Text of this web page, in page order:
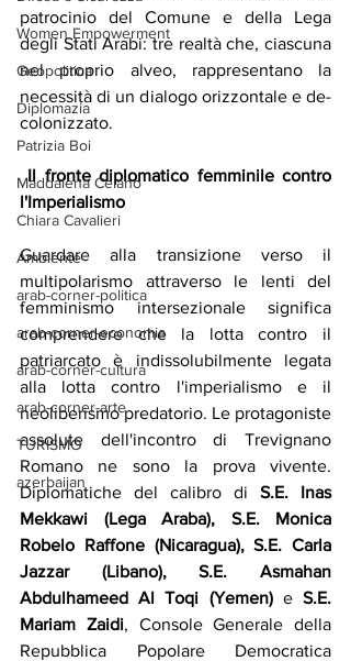
Women Empowerment
Geopolitica
Diplomazia
Patrizia Boi
Maddalena Celano
Chiara Cavalieri
Ambiente
arab-corner-politica
arab-corner-economia
arab-corner-cultura
arab-corner-arte
TURISMO
azerbaijan
patrocinio del Comune e della Lega
degli Stati Arabi: tre realtà che, ciascuna
nel proprio alveo, rappresentano la
necessità di un dialogo orizzontale e de-
colonizzato.
Il fronte diplomatico femminile contro
l'Imperialismo
Guardare alla transizione verso il
multipolarismo attraverso le lenti del
femminismo intersezionale significa
comprendere che la lotta contro il
patriarcato è indissolubilmente legata
alla lotta contro l'imperialismo e il
neoliberismo predatorio. Le protagoniste
assolute dell'incontro di Trevignano
Romano ne sono la prova vivente.
Diplomatiche del calibro di S.E. Inas
Mekkawi (Lega Araba), S.E. Monica
Robelo Raffone (Nicaragua), S.E. Carla
Jazzar (Libano), S.E. Asmahan
Abdulhameed Al Toqi (Yemen) e S.E.
Mariam Zaidi, Console Generale della
Repubblica Popolare Democratica